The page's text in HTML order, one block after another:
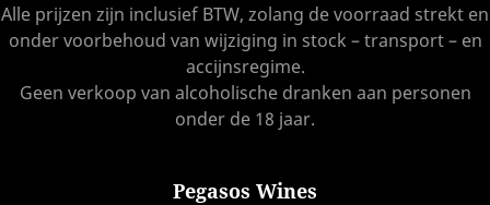
Alle prijzen zijn inclusief BTW, zolang de voorraad strekt en
onder voorbehoud van wijziging in stock – transport – en
accijnsregime.
Geen verkoop van alcoholische dranken aan personen
onder de 18 jaar.
Pegasos Wines